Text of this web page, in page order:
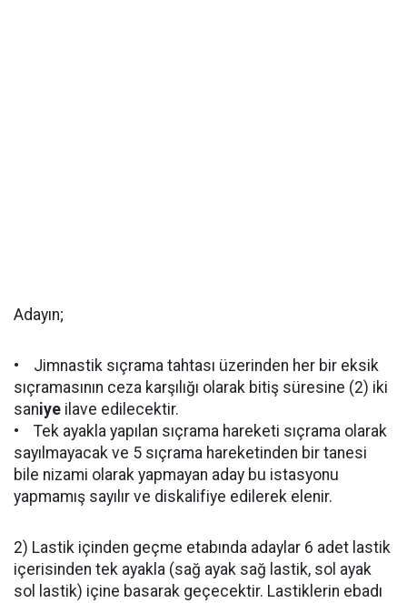
Adayın;
• Jimnastik sıçrama tahtası üzerinden her bir eksik
sıçramasının ceza karşılığı olarak bitiş süresine (2) iki
saniye ilave edilecektir.
• Tek ayakla yapılan sıçrama hareketi sıçrama olarak
sayılmayacak ve 5 sıçrama hareketinden bir tanesi
bile nizami olarak yapmayan aday bu istasyonu
yapmamış sayılır ve diskalifiye edilerek elenir.
2) Lastik içinden geçme etabında adaylar 6 adet lastik
içerisinden tek ayakla (sağ ayak sağ lastik, sol ayak
sol lastik) içine basarak geçecektir. Lastiklerin ebadı